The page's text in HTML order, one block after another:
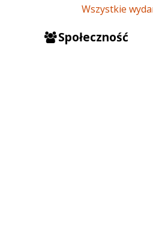
Wszystkie
Społeczność